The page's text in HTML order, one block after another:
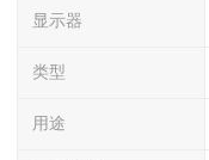
显示器
类型
用途